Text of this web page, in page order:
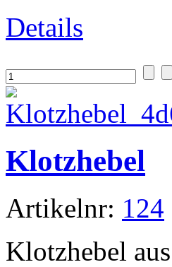
Details
Klotzhebel
Artikelnr: 124
Klotzhebel